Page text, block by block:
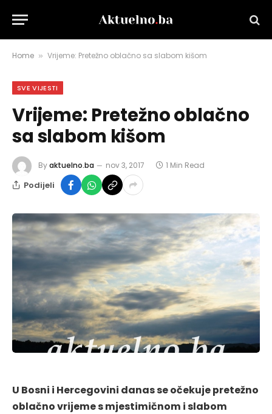
Home » Vrijeme: Pretežno oblačno sa slabom kišom
SVE VIJESTI
Vrijeme: Pretežno oblačno
sa slabom kišom
Byaktuelno.ba nov 3, 2017 1 Min Read
Podijeli
U Bosni i Hercegovini danas se očekuje pretežno
oblačno vrijeme s mjestimičnom i slabom